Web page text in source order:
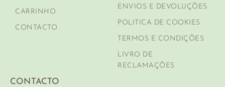
CARRINHO
CONTACTO
ENVIOS E DEVOLUÇÕES
POLITICA DE COOKIES
TERMOS E CONDIÇÕES
LIVRO DE
RECLAMAÇÕES
CONTACTO